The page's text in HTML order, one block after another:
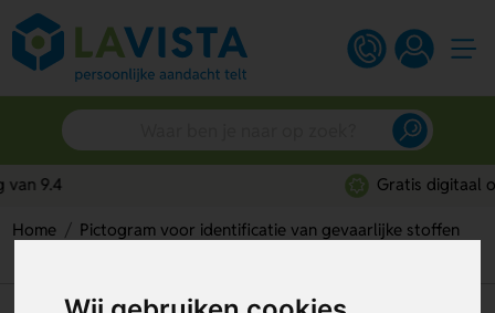
Gratis digitaal ontwerp
Home
Pictogram voor identificatie van gevaarlijke stoffen